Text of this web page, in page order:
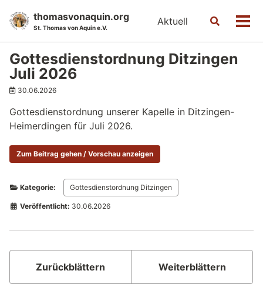
thomasvonaquin.org
St. Thomas von Aquin e.V.
Aktuell
Toggle
Gottesdienstordnung Ditzingen
Juli 2026
30.06.2026
Gottesdienstordnung unserer Kapelle in Ditzingen-
Heimerdingen für Juli 2026.
Zum Beitrag gehen / Vorschau anzeigen
Kategorie: Gottesdienstordnung Ditzingen
Veröffentlicht: 30.06.2026
Zurückblättern Weiterblättern